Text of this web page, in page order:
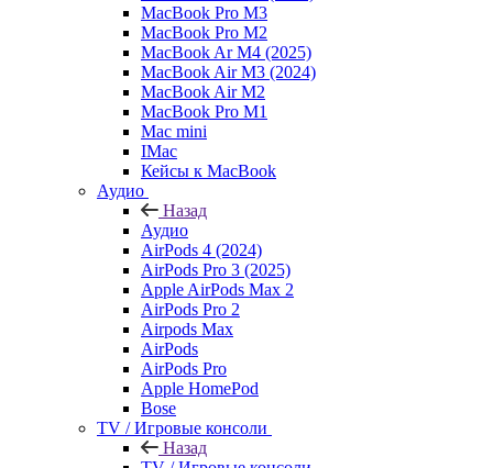
MacBook Pro M3
MacBook Pro M2
MacBook Ar M4 (2025)
MacBook Air M3 (2024)
MacBook Air M2
MacBook Pro M1
Mac mini
IMac
Кейсы к MacBook
Аудио
Назад
Аудио
AirPods 4 (2024)
AirPods Pro 3 (2025)
Apple AirPods Max 2
AirPods Pro 2
Airpods Max
AirPods
AirPods Pro
Apple HomePod
Bose
TV / Игровые консоли
Назад